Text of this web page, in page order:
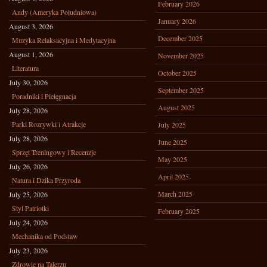
Andy (Ameryka Południowa)
August 3, 2026
Muzyka Relaksacyjna i Medytacyjna
August 1, 2026
Literatura
July 30, 2026
Poradniki i Pielęgnacja
July 28, 2026
Parki Rozrywki i Atrakcje
July 28, 2026
Sprzęt Treningowy i Recenzje
July 26, 2026
Natura i Dzika Przyroda
July 25, 2026
Styl Patriotki
July 24, 2026
Mechanika od Podstaw
July 23, 2026
Zdrowie na Talerzu
February 2026
January 2026
December 2025
November 2025
October 2025
September 2025
August 2025
July 2025
June 2025
May 2025
April 2025
March 2025
February 2025